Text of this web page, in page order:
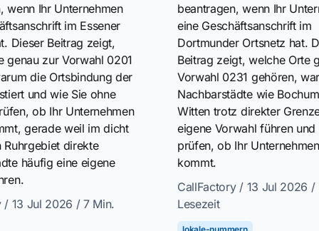
wenn Ihr Unternehmen
im Essener
Dieser Beitrag zeigt,
genau zur Vorwahl 0201
die Ortsbindung der
und wie Sie ohne
ob Ihr Unternehmen
gerade weil im dicht
Ruhrgebiet direkte
häufig eine eigene
/ 13 Jul 2026 / 7 Min.
beantragen, wenn Ihr
eine Geschäftsanschrift im
Dortmunder Ortsnetz hat.
Beitrag zeigt, welche Orte
Vorwahl 0231 gehören,
Nachbarstädte wie
Witten trotz direkter
eigene Vorwahl führen und
prüfen, ob Ihr
kommt.
CallFactory / 13 Jul 2026 /
Lesezeit